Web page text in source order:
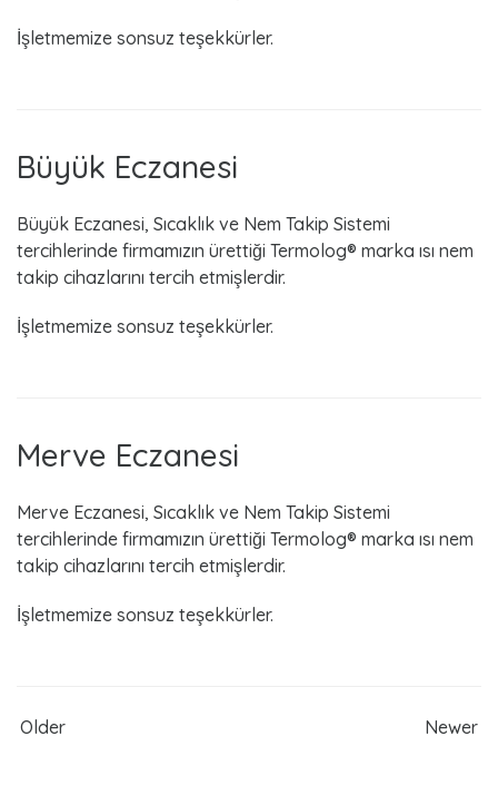
İşletmemize sonsuz teşekkürler.
Büyük Eczanesi
Büyük Eczanesi, Sıcaklık ve Nem Takip Sistemi
tercihlerinde firmamızın ürettiği Termolog® marka ısı nem
takip cihazlarını tercih etmişlerdir.
İşletmemize sonsuz teşekkürler.
Merve Eczanesi
Merve Eczanesi, Sıcaklık ve Nem Takip Sistemi
tercihlerinde firmamızın ürettiği Termolog® marka ısı nem
takip cihazlarını tercih etmişlerdir.
İşletmemize sonsuz teşekkürler.
Older Newer